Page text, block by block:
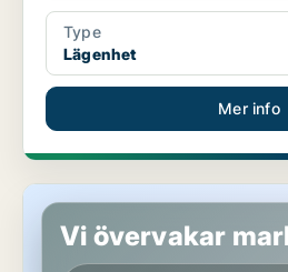
Type
Lägenhet
Mer info
Lägenhet i Hedemora, Långshyttan
Vi övervakar